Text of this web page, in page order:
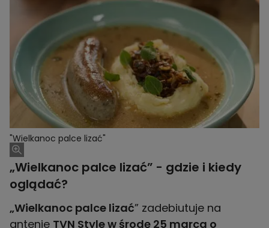
"Wielkanoc palce lizać"
„Wielkanoc palce lizać” - gdzie i kiedy
oglądać?
„Wielkanoc palce lizać” zadebiutuje na
antenie TVN Style w środę 25 marca o